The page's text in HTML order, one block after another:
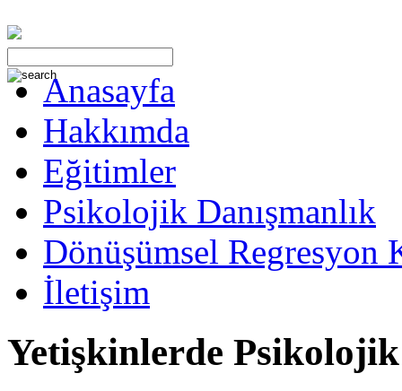
Anasayfa
Hakkımda
Eğitimler
Psikolojik Danışmanlık
Dönüşümsel Regresyon
İletişim
Yetişkinlerde Psikolojik